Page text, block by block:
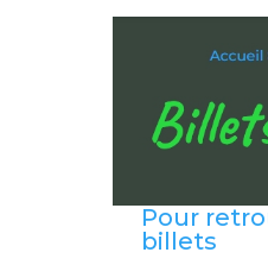
Pour
billets